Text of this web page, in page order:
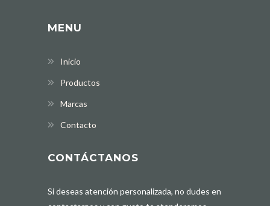
MENU
Inicio
Productos
Marcas
Contacto
CONTÁCTANOS
Si deseas atención personalizada, no dudes en